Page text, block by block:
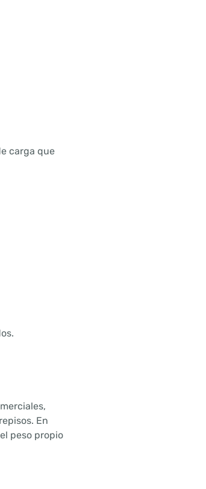
carga que
En
peso propio